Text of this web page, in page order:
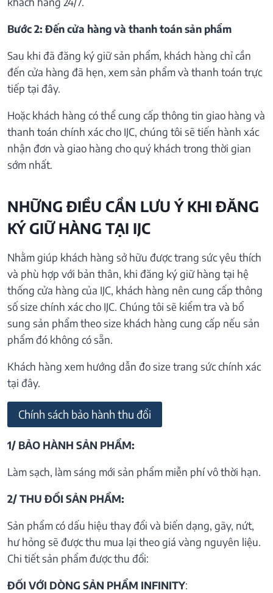
Bước 2: Đến cửa hàng và thanh toán sản phẩm
Sau khi đã đăng ký giữ sản phẩm, khách hàng chỉ cần
đến cửa hàng đã hẹn, xem sản phẩm và thanh toán trực
tiếp tại đây.
Hoặc khách hàng có thể cung cấp thông tin giao hàng và
thanh toán chính xác cho IJC, chúng tôi sẽ tiến hành xác
nhận đơn và giao hàng cho quý khách trong thời gian
sớm nhất.
NHỮNG ĐIỀU CẦN LƯU Ý KHI ĐĂNG
KÝ GIỮ HÀNG TẠI IJC
Nhằm giúp khách hàng sở hữu được trang sức yêu thích
và phù hợp với bản thân, khi đăng ký giữ hàng tại hệ
thống cửa hàng của IJC, khách hàng nên cung cấp thông
số size chính xác cho IJC. Chúng tôi sẽ kiểm tra và bổ
sung sản phẩm theo size khách hàng cung cấp nếu sản
phẩm đó không có sẵn.
Khách hàng xem hướng dẫn đo size trang sức chính xác
tại đây.
Chính sách bảo hành thu đổi
1/ BẢO HÀNH SẢN PHẨM:
Làm sạch, làm sáng mới sản phẩm miễn phí vô thời hạn.
2/ THU ĐỔI SẢN PHẨM:
Sản phẩm có dấu hiệu thay đổi và biến dạng, gãy, nứt,
hư hỏng sẽ được thu mua lại theo giá vàng nguyên liệu.
Chi tiết sản phẩm được thu đổi:
ĐỐI VỚI DÒNG SẢN PHẨM INFINITY: